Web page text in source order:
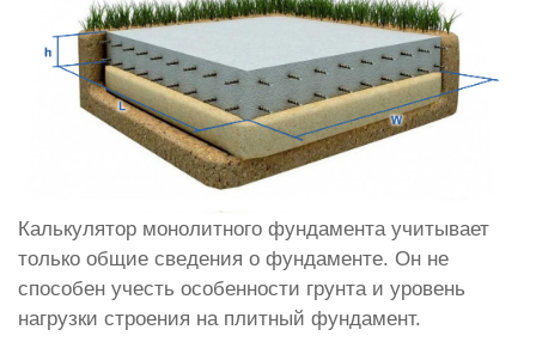
Калькулятор монолитного фундамента учитывает
только общие сведения о фундаменте. Он не
способен учесть особенности грунта и уровень
нагрузки строения на плитный фундамент.